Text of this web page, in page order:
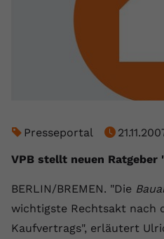
Presseportal
VPB stellt neuen Ratgeber
BERLIN/BREMEN. "Die
wichtigste Rechtsakt nach
Kaufvertrags", erläutert